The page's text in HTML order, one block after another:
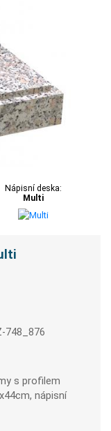
Nápisní deska:
Multi
748_876
s profilem
nápisní